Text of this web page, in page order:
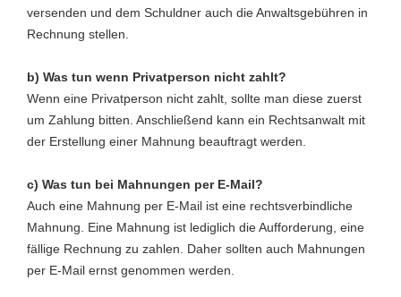
versenden und dem Schuldner auch die Anwaltsgebühren in
Rechnung stellen.
b) Was tun wenn Privatperson nicht zahlt?
Wenn eine Privatperson nicht zahlt, sollte man diese zuerst
um Zahlung bitten. Anschließend kann ein Rechtsanwalt mit
der Erstellung einer Mahnung beauftragt werden.
c) Was tun bei Mahnungen per E-Mail?
Auch eine Mahnung per E-Mail ist eine rechtsverbindliche
Mahnung. Eine Mahnung ist lediglich die Aufforderung, eine
fällige Rechnung zu zahlen. Daher sollten auch Mahnungen
per E-Mail ernst genommen werden.